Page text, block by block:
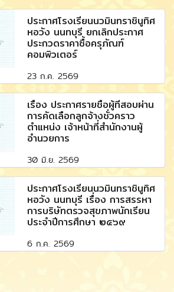
ประกาศโรงเรียนนวมินทราชินูทิศ
หอวัง นนทบุรี ยกเลิกประกาศ
ประกวดราคาซื้อครุภัณฑ์
คอมพิวเตอร์
23 ก.ค. 2569
เรื่อง ประกาศรายชื่อผู้ที่สอบผ่าน
การคัดเลือกลูกจ้างชั่วคราว
ตำแหน่ง เจ้าหน้าที่สำนักงานผู้
อำนวยการ
30 มิ.ย. 2569
ประกาศโรงเรียนนวมินทราชินูทิศ
หอวัง นนทบุรี เรื่อง การสรรหา
การบริษัทตรวจสุขภาพนักเรียน
ประจำปีการศึกษา ๒๕๖๙
6 ก.ค. 2569